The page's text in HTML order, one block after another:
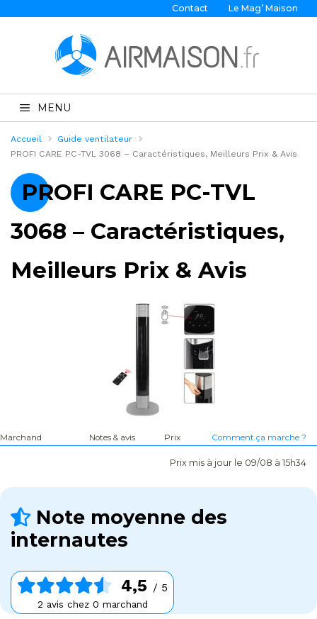
Contact Le Mag’ Maison
MENU
Accueil
Guide ventilateur
PROFI CARE PC-TVL 3068 – Caractéristiques, Meilleurs Prix & Avis
PROFI CARE PC-TVL
3068 – Caractéristiques,
Meilleurs Prix & Avis
Marchand Notes & avis Prix Comment ça marche ?
Prix mis à jour le 09/08 à 15h34
Note moyenne des
internautes
4,5 / 5
2 avis chez 0 marchand